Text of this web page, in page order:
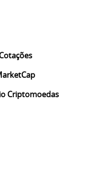
Criptomoedas